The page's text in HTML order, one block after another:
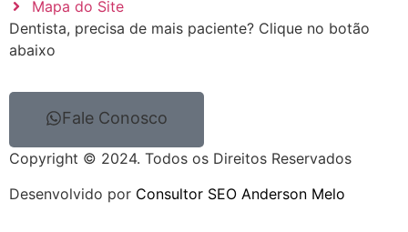
Mapa do Site
Dentista, precisa de mais paciente? Clique no botão
abaixo
Fale Conosco
Desenvolvido por Consultor SEO Anderson Melo
Copyright © 2024. Todos os Direitos Reservados